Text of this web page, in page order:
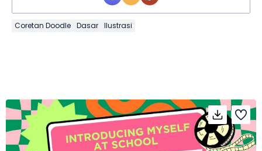
Coretan Doodle Dasar Ilustrasi